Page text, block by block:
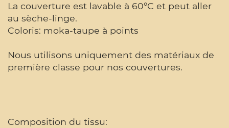
La couverture est lavable à 60°C et peut aller
au sèche-linge.
Coloris: moka-taupe à points
Nous utilisons uniquement des matériaux de
première classe pour nos couvertures.
Composition du tissu: